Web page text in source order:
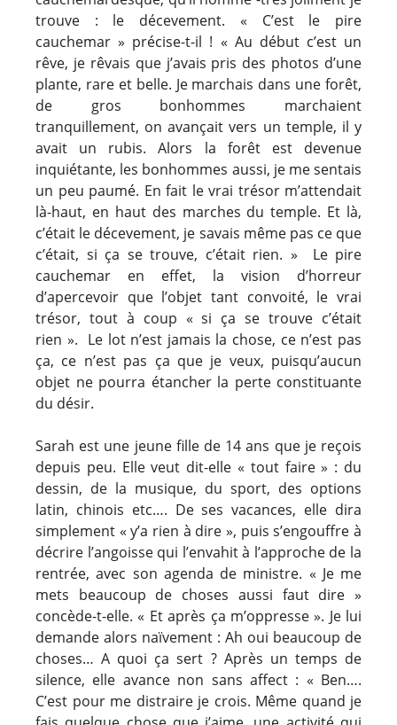
trouve : le décevement. « C’est le pire
cauchemar » précise-t-il ! « Au début c’est un
rêve, je rêvais que j’avais pris des photos d’une
plante, rare et belle. Je marchais dans une forêt,
de gros bonhommes marchaient
tranquillement, on avançait vers un temple, il y
avait un rubis. Alors la forêt est devenue
inquiétante, les bonhommes aussi, je me sentais
un peu paumé. En fait le vrai trésor m’attendait
là-haut, en haut des marches du temple. Et là,
c’était le décevement, je savais même pas ce que
c’était, si ça se trouve, c’était rien. » Le pire
cauchemar en effet, la vision d’horreur
d’apercevoir que l’objet tant convoité, le vrai
trésor, tout à coup « si ça se trouve c’était
rien ». Le lot n’est jamais la chose, ce n’est pas
ça, ce n’est pas ça que je veux, puisqu’aucun
objet ne pourra étancher la perte constituante
du désir.
Sarah est une jeune fille de 14 ans que je reçois
depuis peu. Elle veut dit-elle « tout faire » : du
dessin, de la musique, du sport, des options
latin, chinois etc…. De ses vacances, elle dira
simplement « y’a rien à dire », puis s’engouffre à
décrire l’angoisse qui l’envahit à l’approche de la
rentrée, avec son agenda de ministre. « Je me
mets beaucoup de choses aussi faut dire »
concède-t-elle. « Et après ça m’oppresse ». Je lui
demande alors naïvement : Ah oui beaucoup de
choses… A quoi ça sert ? Après un temps de
silence, elle avance non sans affect : « Ben….
C’est pour me distraire je crois. Même quand je